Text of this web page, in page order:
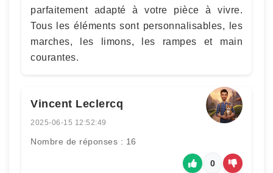
parfaitement adapté à votre pièce à vivre.
Tous les éléments sont personnalisables, les
marches, les limons, les rampes et main
courantes.
Vincent Leclercq
2025-06-15 12:52:49
Nombre de réponses : 16
0